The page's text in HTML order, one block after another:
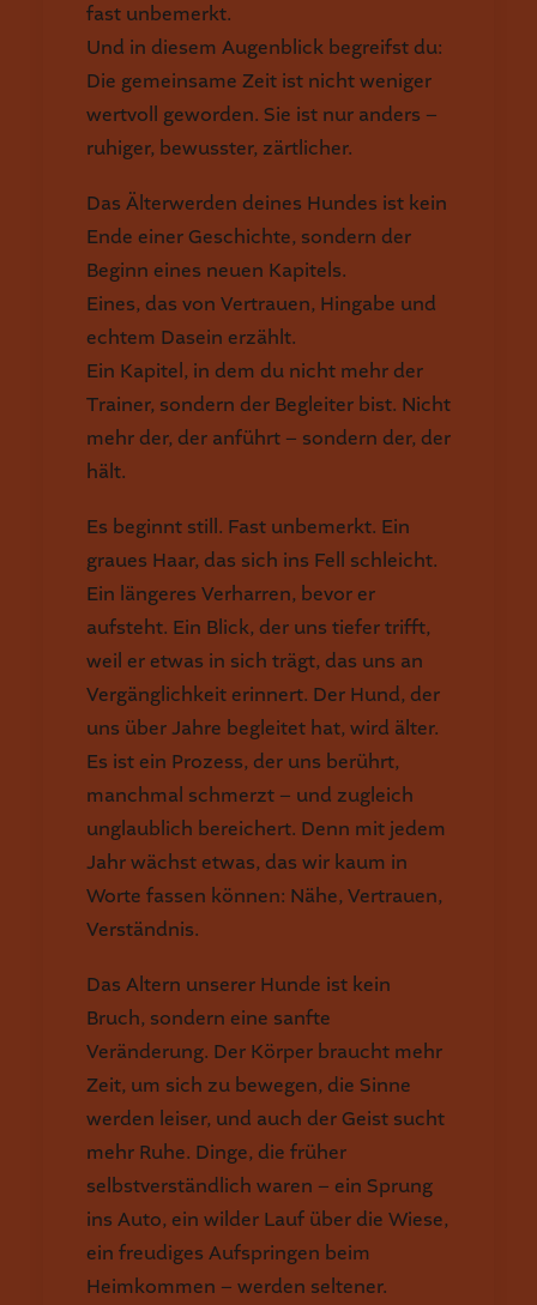
fast unbemerkt.
Und in diesem Augenblick begreifst du:
Die gemeinsame Zeit ist nicht weniger
wertvoll geworden. Sie ist nur anders –
ruhiger, bewusster, zärtlicher.
Das Älterwerden deines Hundes ist kein
Ende einer Geschichte, sondern der
Beginn eines neuen Kapitels.
Eines, das von Vertrauen, Hingabe und
echtem Dasein erzählt.
Ein Kapitel, in dem du nicht mehr der
Trainer, sondern der Begleiter bist. Nicht
mehr der, der anführt – sondern der, der
hält.
Es beginnt still. Fast unbemerkt. Ein
graues Haar, das sich ins Fell schleicht.
Ein längeres Verharren, bevor er
aufsteht. Ein Blick, der uns tiefer trifft,
weil er etwas in sich trägt, das uns an
Vergänglichkeit erinnert. Der Hund, der
uns über Jahre begleitet hat, wird älter.
Es ist ein Prozess, der uns berührt,
manchmal schmerzt – und zugleich
unglaublich bereichert. Denn mit jedem
Jahr wächst etwas, das wir kaum in
Worte fassen können: Nähe, Vertrauen,
Verständnis.
Das Altern unserer Hunde ist kein
Bruch, sondern eine sanfte
Veränderung. Der Körper braucht mehr
Zeit, um sich zu bewegen, die Sinne
werden leiser, und auch der Geist sucht
mehr Ruhe. Dinge, die früher
selbstverständlich waren – ein Sprung
ins Auto, ein wilder Lauf über die Wiese,
ein freudiges Aufspringen beim
Heimkommen – werden seltener.